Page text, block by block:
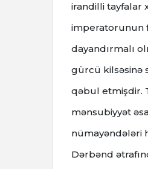
irandilli tayfalar
imperatorunun
dayandırmalı
gürcü kilsəsinə
qəbul etmişdir.
mənsubiyyət
nümayəndələri
Dərbənd